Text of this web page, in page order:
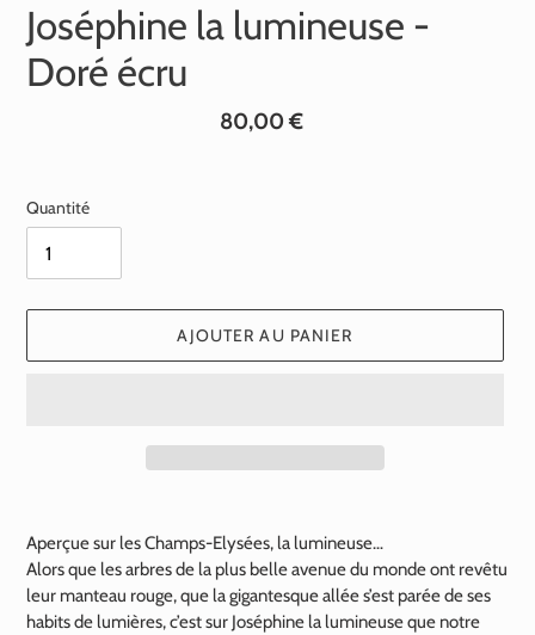
Joséphine la lumineuse -
Doré écru
Prix
80,00 €
Quantité
AJOUTER AU PANIER
d'un
produit
à
votre
Aperçue sur les Champs-Elysées, la lumineuse…
Alors que les arbres de la plus belle avenue du monde ont revêtu
leur manteau rouge, que la gigantesque allée s’est parée de ses
habits de lumières, c’est sur Joséphine la lumineuse que notre